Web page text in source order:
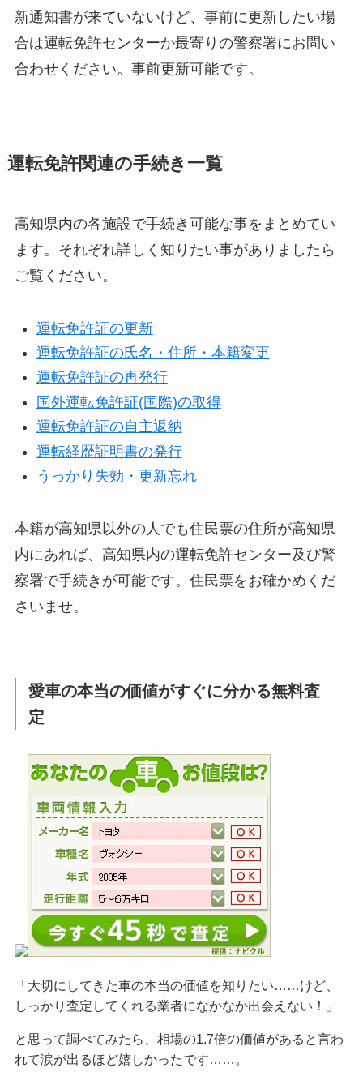
新通知書が来ていないけど、事前に更新したい場
合は運転免許センターか最寄りの警察署にお問い
合わせください。事前更新可能です。
運転免許関連の手続き一覧
高知県内の各施設で手続き可能な事をまとめてい
ます。それぞれ詳しく知りたい事がありましたら
ご覧ください。
運転免許証の更新
運転免許証の氏名・住所・本籍変更
運転免許証の再発行
国外運転免許証(国際)の取得
運転免許証の自主返納
運転経歴証明書の発行
うっかり失効・更新忘れ
本籍が高知県以外の人でも住民票の住所が高知県
内にあれば、高知県内の運転免許センター及び警
察署で手続きが可能です。住民票をお確かめくだ
さいませ。
愛車の本当の価値がすぐに分かる無料査
定
「大切にしてきた車の本当の価値を知りたい……けど、
しっかり査定してくれる業者になかなか出会えない！」
と思って調べてみたら、相場の1.7倍の価値があると言わ
れて涙が出るほど嬉しかったです……。